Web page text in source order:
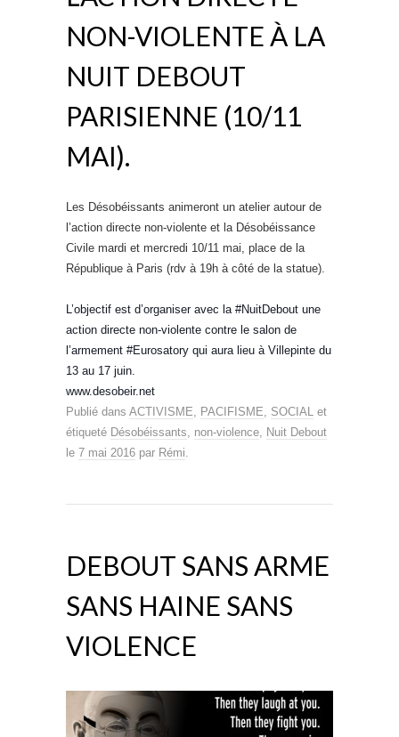
NON-VIOLENTE À LA
NUIT DEBOUT
PARISIENNE (10/11
MAI).
Les Désobéissants animeront un atelier autour de
l’action directe non-violente et la Désobéissance
Civile mardi et mercredi 10/11 mai, place de la
République à Paris (rdv à 19h à côté de la statue).
L’objectif est d’organiser avec la ‪#‎NuitDebout‬ une
action directe non-violente contre le salon de
l’armement ‪#‎Eurosatory‬ qui aura lieu à Villepinte du
13 au 17 juin.
www.desobeir.net
Publié dans ACTIVISME PACIFISME SOCIAL
et
étiqueté Désobéissants non-violence
Nuit Debout
le 7 mai 2016 par Rémi
DEBOUT SANS ARME
SANS HAINE SANS
VIOLENCE